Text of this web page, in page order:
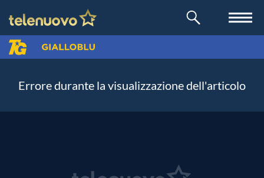
Errore durante la visualizzazione dell'articolo